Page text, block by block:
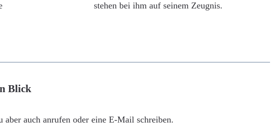
stehen bei ihm auf seinem Zeugnis.
Blick
auch anrufen oder eine E-Mail schreiben.